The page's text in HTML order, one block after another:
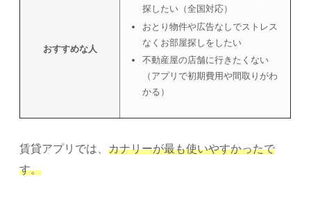
おすすめな人
探したい（全国対応）
おとり物件や広告なしでストレス
なくお部屋探しをしたい
不動産屋の店舗に行きたくない
（アプリで初期費用や間取りがわ
かる）
賃貸アプリでは、カナリーが最も使いやすかったで
す。